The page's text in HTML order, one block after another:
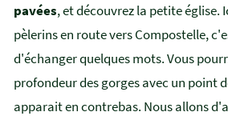
pavées, et découvrez la petite église.
pèlerins en route vers Compostelle,
d'échanger quelques mots. Vous
profondeur des gorges avec un point
apparait en contrebas. Nous allons